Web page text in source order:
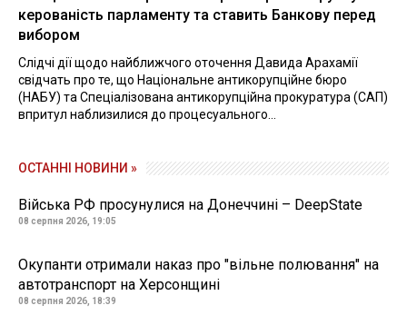
керованість парламенту та ставить Банкову перед
вибором
Слідчі дії щодо найближчого оточення Давида Арахамії
свідчать про те, що Національне антикорупційне бюро
(НАБУ) та Спеціалізована антикорупційна прокуратура (САП)
впритул наблизилися до процесуального...
ОСТАННІ НОВИНИ »
Війська РФ просунулися на Донеччині – DeepState
08 серпня 2026, 19:05
Окупанти отримали наказ про "вільне полювання" на
автотранспорт на Херсонщині
08 серпня 2026, 18:39